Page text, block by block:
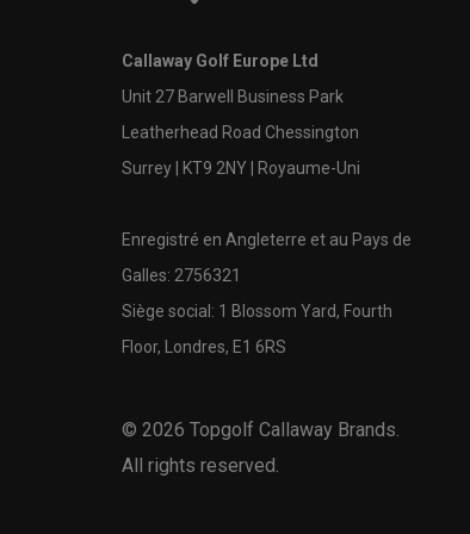
Callaway Golf Europe Ltd
Unit 27 Barwell Business Park
Leatherhead Road Chessington
Surrey | KT9 2NY | Royaume-Uni
Enregistré en Angleterre et au Pays de
Galles: 2756321
Siège social: 1 Blossom Yard, Fourth
Floor, Londres, E1 6RS
© 2026 Topgolf Callaway Brands.
All rights reserved.